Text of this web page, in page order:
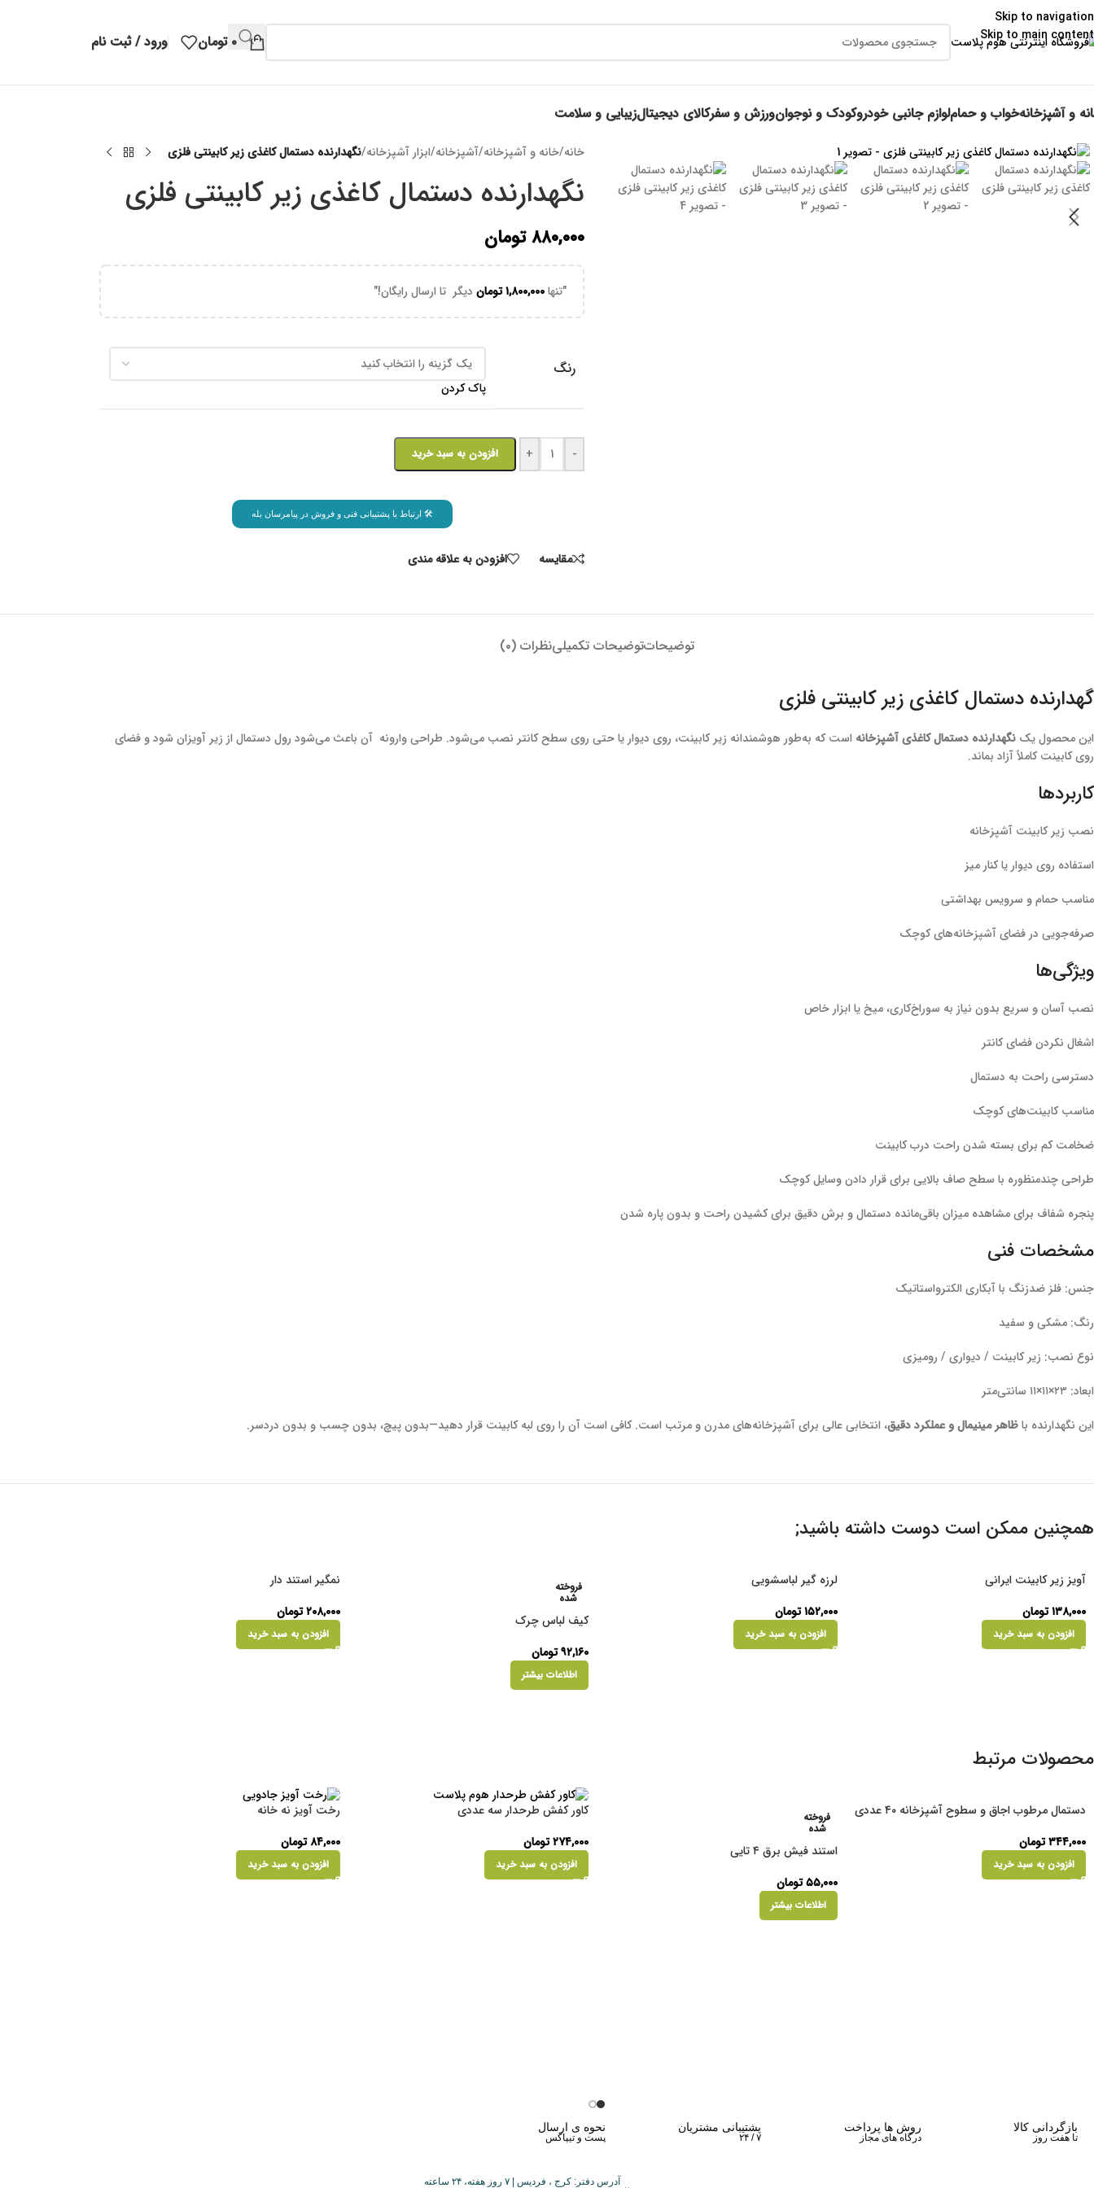
Skip to navigation
Skip to main content
۰ تومان ورود / ثبت نام
و آشپزخانهخواب و حماملوازم جانبی خودروکودک و نوجوانورزش و سفرکالای دیجیتالزیبایی و سلامت
خانه/خانه و آشپزخانه/آشپزخانه/ابزار آشپزخانه/نگهدارنده دستمال کاغذی زیر کابینتی فلزی
نگهدارنده دستمال کاغذی زیر کابینتی فلزی
۸۸۰,۰۰۰ تومان
"تنها۱,۸۰۰,۰۰۰توماندیگر تا ارسال رایگان!"
رنگ
پاک کردن
-
+ افزودن به سبد خرید
🛠 ارتباط با پشتیبانی فنی و فروش در پیامرسان بله
مقايسه افزودن به علاقه مندی
توضیحاتتوضیحات تکمیلینظرات (۰)
گهدارنده دستمال کاغذی زیر کابینتی فلزی
این محصول یک نگهدارنده دستمال کاغذی آشپزخانه است که به‌طور هوشمندانه زیر کابینت، روی دیوار یا حتی روی سطح کانتر نصب می‌شود. طراحی وارونه آن باعث می‌شود رول دستمال از زیر آویزان شود و فضای
روی کابینت کاملاً آزاد بماند.
کاربردها
نصب زیر کابینت آشپزخانه
استفاده روی دیوار یا کنار میز
مناسب حمام و سرویس بهداشتی
صرفه‌جویی در فضای آشپزخانه‌های کوچک
ویژگی‌ها
نصب آسان و سریع بدون نیاز به سوراخ‌کاری، میخ یا ابزار خاص
اشغال نکردن فضای کانتر
دسترسی راحت به دستمال
مناسب کابینت‌های کوچک
ضخامت کم برای بسته شدن راحت درب کابینت
طراحی چندمنظوره با سطح صاف بالایی برای قرار دادن وسایل کوچک
پنجره شفاف برای مشاهده میزان باقی‌مانده دستمال و برش دقیق برای کشیدن راحت و بدون پاره شدن
مشخصات فنی
جنس: فلز ضدزنگ با آبکاری الکترواستاتیک
رنگ: مشکی و سفید
نوع نصب: زیر کابینت / دیواری / رومیزی
ابعاد: ۲۳×۱۱×۱۱ سانتی‌متر
این نگهدارنده باظاهر مینیمال و عملکرد دقیق، انتخابی عالی برای آشپزخانه‌های مدرن و مرتب است. کافی است آن را روی لبه کابینت قرار دهید—بدون پیچ، بدون چسب و بدون دردسر.
همچنین ممکن است دوست داشته باشید;
آویز زیر کابینت ایرانی
۱۳۸,۰۰۰تومان
افزودن به سبد خرید
لرزه گیر لباسشویی
۱۵۲,۰۰۰ تومان
افزودن به سبد خرید
فروخته
شده
کیف لباس چرک
۹۲,۱۶۰تومان
اطلاعات بیشتر
نمگیر استند دار
۲۰۸,۰۰۰ تومان
افزودن به سبد خرید
محصولات مرتبط
دستمال مرطوب اجاق و سطوح آشپزخانه ۴۰ عددی
۳۴۴,۰۰۰تومان
افزودن به سبد خرید
فروخته
شده
استند فیش برق ۴ تایی
۵۵,۰۰۰ تومان
اطلاعات بیشتر
کاور کفش طرحدار سه عددی
۲۷۴,۰۰۰تومان
افزودن به سبد خرید
رخت آویز نه خانه
۸۴,۰۰۰ تومان
افزودن به سبد خرید
بازگردانی کالا
تا هفت روز
روش ها پرداخت
درگاه های مجاز
پشتیبانی مشتریان
۷ / ۲۴
نحوه ی ارسال
پست و تیپاکس
آدرس دفتر: کرج ، فردیس | ۷ روز هفته، ۲۴ ساعته